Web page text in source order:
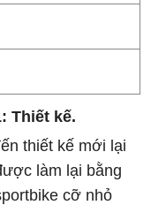
Thiết kế.
thiết kế mới lại
làm lại bằng
cỡ nhỏ